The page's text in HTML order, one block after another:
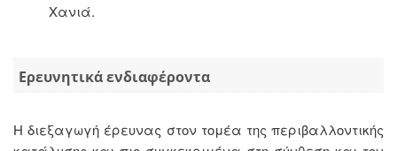
Χανιά.
Ερευνητικά ενδιαφέροντα
Η διεξαγωγή έρευνας στον τομέα της περιβαλλοντικής